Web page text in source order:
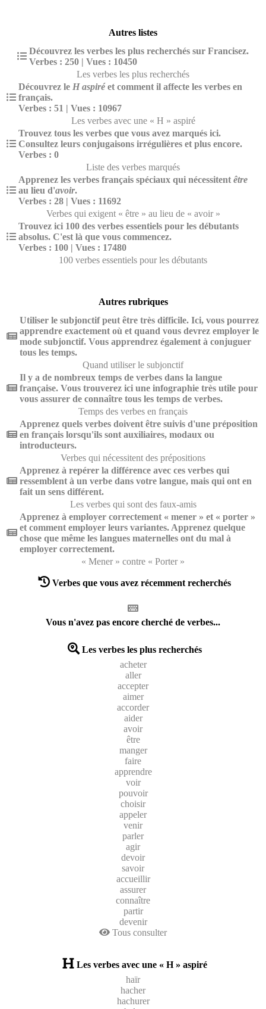
Autres listes
Découvrez les verbes les plus recherchés sur Francisez.
Verbes : 250 | Vues : 10450
Les verbes les plus recherchés
Découvrez le H aspiréet comment il affecte les verbes en
français.
Verbes : 51 | Vues : 10967
Les verbes avec une « H » aspiré
Trouvez tous les verbes que vous avez marqués ici.
Consultez leurs conjugaisons irrégulières et plus encore.
Verbes : 0
Liste des verbes marqués
Apprenez les verbes français spéciaux qui nécessitent être
au lieu d'avoir.
Verbes : 28 | Vues : 11692
Verbes qui exigent « être » au lieu de « avoir »
Trouvez ici 100 des verbes essentiels pour les débutants
absolus. C'est là que vous commencez.
Verbes : 100 | Vues : 17480
100 verbes essentiels pour les débutants
Autres rubriques
Utiliser le subjonctif peut être très difficile. Ici, vous pourrez
apprendre exactement où et quand vous devrez employer le
mode subjonctif. Vous apprendrez également à conjuguer
tous les temps.
Quand utiliser le subjonctif
Il y a de nombreux temps de verbes dans la langue
française. Vous trouverez ici une infographie très utile pour
vous assurer de connaître tous les temps de verbes.
Temps des verbes en français
Apprenez quels verbes doivent être suivis d'une préposition
en français lorsqu'ils sont auxiliaires, modaux ou
introducteurs.
Verbes qui nécessitent des prépositions
Apprenez à repérer la différence avec ces verbes qui
ressemblent à un verbe dans votre langue, mais qui ont en
fait un sens différent.
Les verbes qui sont des faux-amis
Apprenez à employer correctement « mener » et « porter »
et comment employer leurs variantes. Apprenez quelque
chose que même les langues maternelles ont du mal à
employer correctement.
« Mener » contre « Porter »
Verbes que vous avez récemment recherchés
Vous n'avez pas encore cherché de verbes...
Les verbes les plus recherchés
acheter
aller
accepter
aimer
accorder
aider
avoir
être
manger
faire
apprendre
voir
pouvoir
choisir
appeler
venir
parler
agir
devoir
savoir
accueillir
assurer
connaître
partir
devenir
Tous consulter
Les verbes avec une « H » aspiré
haïr
hacher
hachurer